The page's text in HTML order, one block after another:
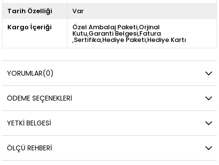
Tarih Özelliği
Var
Kargo İçeriği
Özel Ambalaj Paketi,Orjinal
Kutu,Garanti Belgesi,Fatura
,Sertifika,Hediye Paketi,Hediye Kartı
YORUMLAR(0)
ÖDEME SEÇENEKLERI
YETKİ BELGESİ
ÖLÇÜ REHBERI